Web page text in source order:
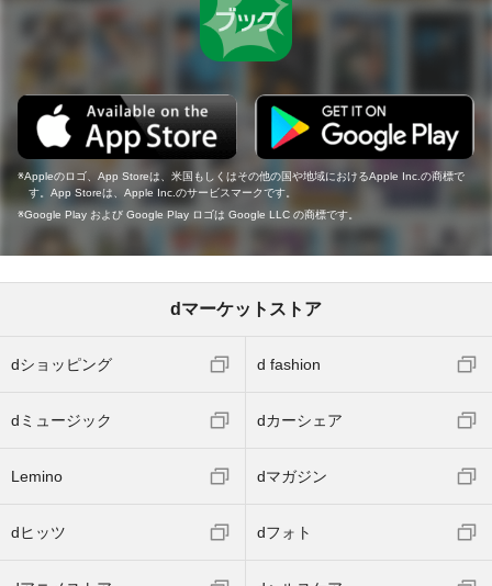
Appleのロゴ、App Storeは、米国もしくはその他の国や地域におけるApple Inc.の商標で
す。App Storeは、Apple Inc.のサービスマークです。
Google Play および Google Play ロゴは Google LLC の商標です。
dマーケットストア
dショッピング d fashion
dミュージック dカーシェア
Lemino dマガジン
dヒッツ dフォト